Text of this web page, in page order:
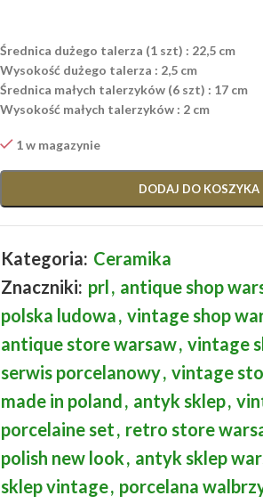
Średnica dużego talerza (1 szt) : 22,5 cm
Wysokość dużego talerza : 2,5 cm
Średnica małych talerzyków (6 szt) : 17 cm
Wysokość małych talerzyków : 2 cm
1 w magazynie
DODAJ DO KOSZYKA
Kategoria: Ceramika
Znaczniki: prl, antique shop
polska ludowa, vintage shop
antique store warsaw, vintage
serwis porcelanowy, vintage
made in poland, antyk sklep,
porcelaine set, retro store
polish new look, antyk sklep
sklep vintage, porcelana